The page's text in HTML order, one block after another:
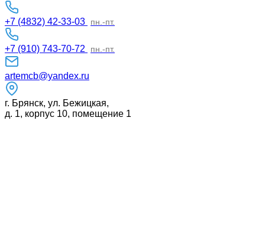
+7 (4832) 42-33-03 пн.-пт.
+7 (910) 743-70-72 пн.-пт.
artemcb@yandex.ru
г. Брянск, ул. Бежицкая,
д. 1, корпус 10, помещение 1